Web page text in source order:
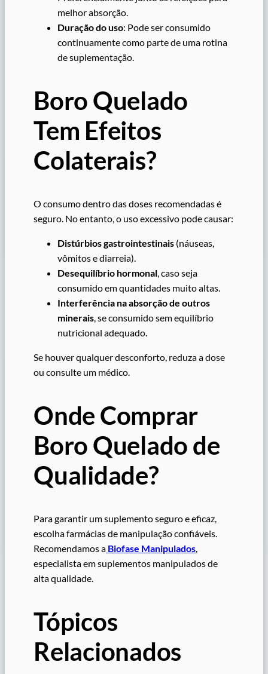
melhor absorção.
Duração do uso: Pode ser consumido
continuamente como parte de uma rotina
de suplementação.
Boro Quelado
Tem Efeitos
Colaterais?
O consumo dentro das doses recomendadas é
seguro. No entanto, o uso excessivo pode causar:
Distúrbios gastrointestinais (náuseas,
vômitos e diarreia).
Desequilíbrio hormonal, caso seja
consumido em quantidades muito altas.
Interferência na absorção de outros
minerais, se consumido sem equilíbrio
nutricional adequado.
Se houver qualquer desconforto, reduza a dose
ou consulte um médico.
Onde Comprar
Boro Quelado de
Qualidade?
Para garantir um suplemento seguro e eficaz,
escolha farmácias de manipulação confiáveis.
Recomendamos a Biofase Manipulados,
especialista em suplementos manipulados de
alta qualidade.
Tópicos
Relacionados